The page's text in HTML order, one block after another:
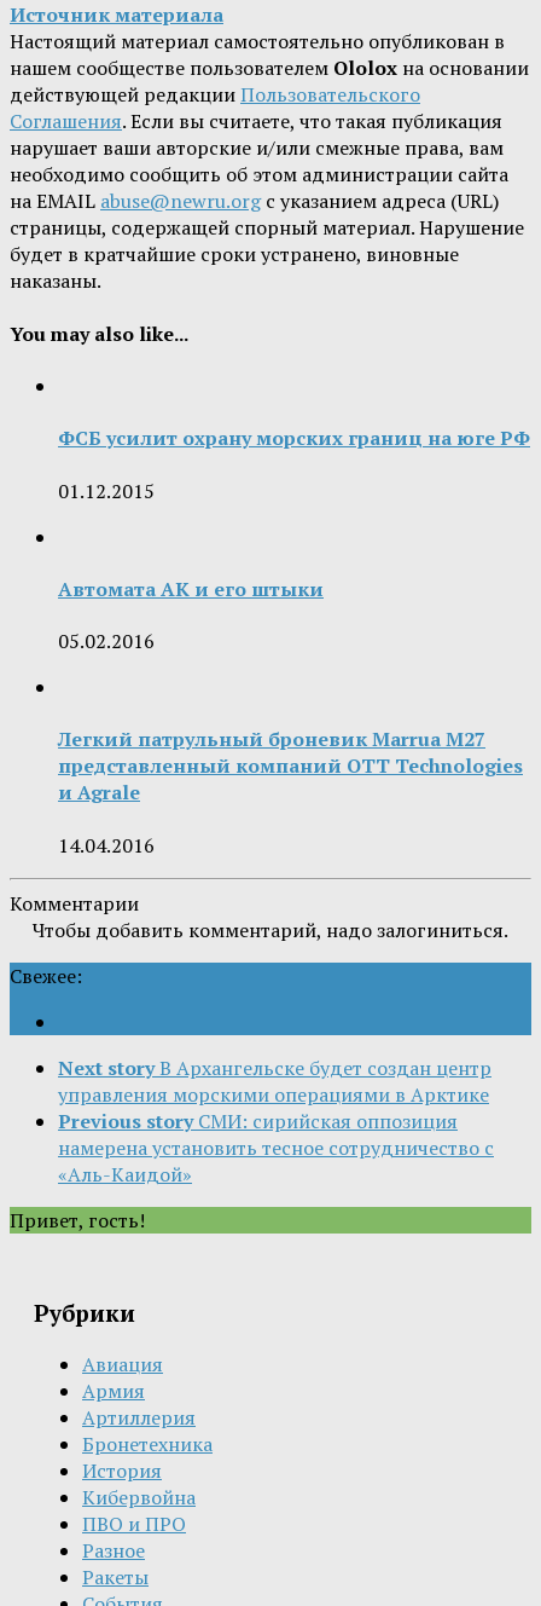
Источник материала
Настоящий материал самостоятельно опубликован в
нашем сообществе пользователем Ololox на основании
действующей редакцииПользовательского
Соглашения. Если вы считаете, что такая публикация
нарушает ваши авторские и/или смежные права, вам
необходимо сообщить об этом администрации сайта
на EMAIL abuse@newru.orgс указанием адреса (URL)
страницы, содержащей спорный материал. Нарушение
будет в кратчайшие сроки устранено, виновные
наказаны.
You may also like...
ФСБ усилит охрану морских границ на юге РФ
01.12.2015
Автомата АК и его штыки
05.02.2016
Легкий патрульный броневик Marrua M27
представленный компаний OTT Technologies
и Agrale
14.04.2016
Комментарии
Чтобы добавить комментарий, надо залогиниться.
Свежее:
Next storyВ Архангельске будет создан центр
управления морскими операциями в Арктике
Previous story СМИ: сирийская оппозиция
намерена установить тесное сотрудничество с
«Аль-Каидой»
Привет, гость!
Рубрики
Авиация
Армия
Артиллерия
Бронетехника
История
Кибервойна
ПВО и ПРО
Разное
Ракеты